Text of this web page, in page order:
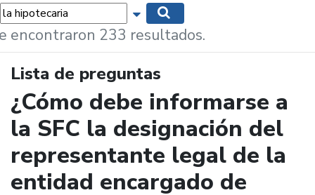
Mostrar opciones de búsqueda
encontraron 233 resultados.
Lista de preguntas
¿Cómo debe informarse a
la SFC la designación del
representante legal de la
entidad encargado de